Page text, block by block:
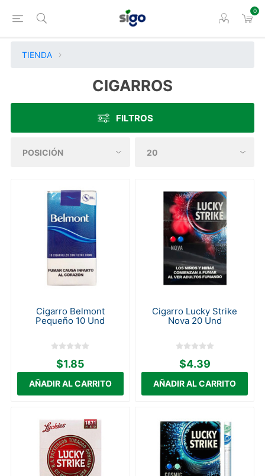
0
TIENDA
CIGARROS
FILTROS
Cigarro Belmont
Pequeño 10 Und
$1.85
Cigarro Lucky Strike
Nova 20 Und
$4.39